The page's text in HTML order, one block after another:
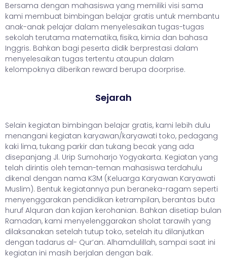
Bersama dengan mahasiswa yang memiliki visi sama
kami membuat bimbingan belajar gratis untuk membantu
anak-anak pelajar dalam menyelesaikan tugas-tugas
sekolah terutama matematika, fisika, kimia dan bahasa
Inggris. Bahkan bagi peserta didik berprestasi dalam
menyelesaikan tugas tertentu ataupun dalam
kelompoknya diberikan reward berupa doorprise.
Sejarah
Selain kegiatan bimbingan belajar gratis, kami lebih dulu
menangani kegiatan karyawan/karyawati toko, pedagang
kaki lima, tukang parkir dan tukang becak yang ada
disepanjang Jl. Urip Sumoharjo Yogyakarta. Kegiatan yang
telah dirintis oleh teman-teman mahasiswa terdahulu
dikenal dengan nama K3M (Keluarga Karyawan Karyawati
Muslim). Bentuk kegiatannya pun beraneka-ragam seperti
menyenggarakan pendidikan ketrampilan, berantas buta
huruf Alquran dan kajian kerohanian. Bahkan disetiap bulan
Ramadan, kami menyelenggarakan sholat tarawih yang
dilaksanakan setelah tutup toko, setelah itu dilanjutkan
dengan tadarus al- Qur’an. Alhamdulillah, sampai saat ini
kegiatan ini masih berjalan dengan baik.